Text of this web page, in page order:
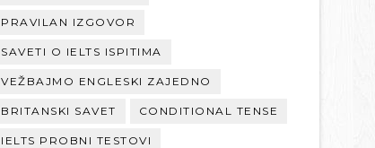
PRAVILAN IZGOVOR
SAVETI O IELTS ISPITIMA
VEŽBAJMO ENGLESKI ZAJEDNO
BRITANSKI SAVET CONDITIONAL TENSE
IELTS PROBNI TESTOVI